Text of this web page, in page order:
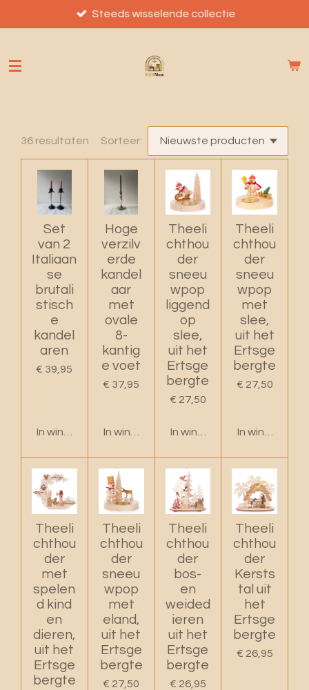
direct
de
Steeds wisselende collectie
36 resultaten Sorteer:
Set
van 2
Italiaan
se
brutali
stisch
e
kandel
aren
€ 39,95
In winkelwagen
Hoge
verzilv
erde
kandel
aar
met
ovale
8-
kantig
e voet
€ 37,95
In winkelwagen
Theeli
chthou
der
sneeu
wpop
liggend
op
slee,
uit het
Ertsge
bergte
€ 27,50
In winkelwagen
Theeli
chthou
der
sneeu
wpop
met
slee,
uit het
Ertsge
bergte
€ 27,50
In
Theeli
chthou
der
met
spelen
d kind
en
dieren,
uit het
Ertsge
bergte
Theeli
chthou
der
sneeu
wpop
met
eland,
uit het
Ertsge
bergte
€ 27,50
Theeli
chthou
der
bos-
en
weided
ieren
uit het
Ertsge
bergte
€ 26,95
Theeli
chthou
der
Kersts
tal uit
het
Ertsge
bergte
€ 26,95